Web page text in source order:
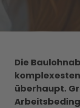
Die
überhaupt.